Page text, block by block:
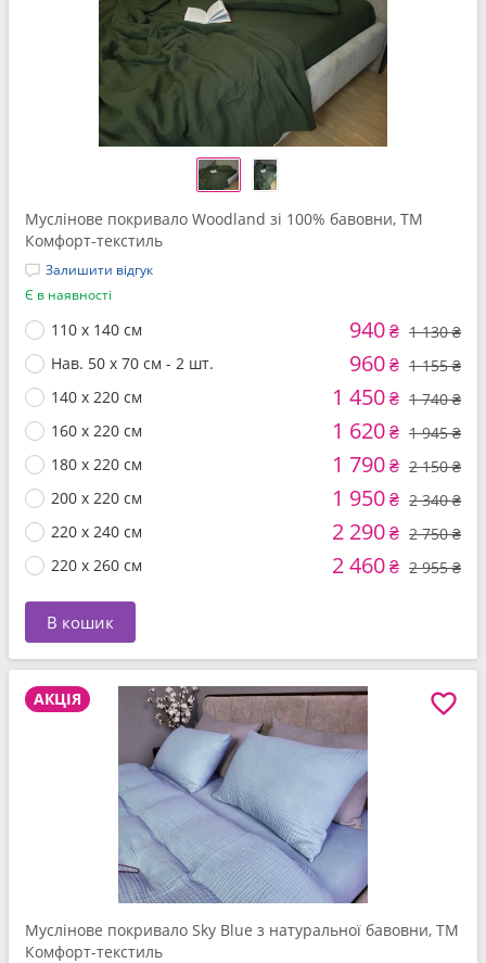
Муслінове покривало Woodland зі 100% бавовни, ТМ
Комфорт-текстиль
Залишити відгук
Є в наявності
110 x 140 см 940₴ 1 130 ₴
Нав. 50 x 70 см - 2 шт.
960₴ 1 155 ₴
140 x 220 см
1 450₴ 1 740 ₴
160 x 220 см
1 620₴ 1 945 ₴
180 x 220 см
1 790₴ 2 150 ₴
200 x 220 см
1 950₴ 2 340 ₴
220 x 240 см
2 290₴ 2 750 ₴
220 x 260 см
2 460₴ 2 955 ₴
В кошик
АКЦІЯ
Муслінове покривало Sky Blue з натуральної бавовни, ТМ
Комфорт-текстиль